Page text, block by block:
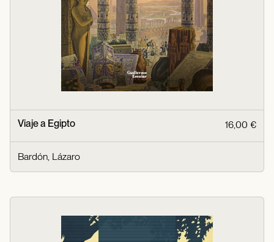
Viaje a Egipto 16,00 €
Bardón, Lázaro